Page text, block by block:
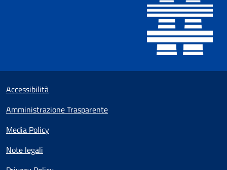
Small prints
Sezione Link utili
Accessibilità
Amministrazione Trasparente
Media Policy
Note legali